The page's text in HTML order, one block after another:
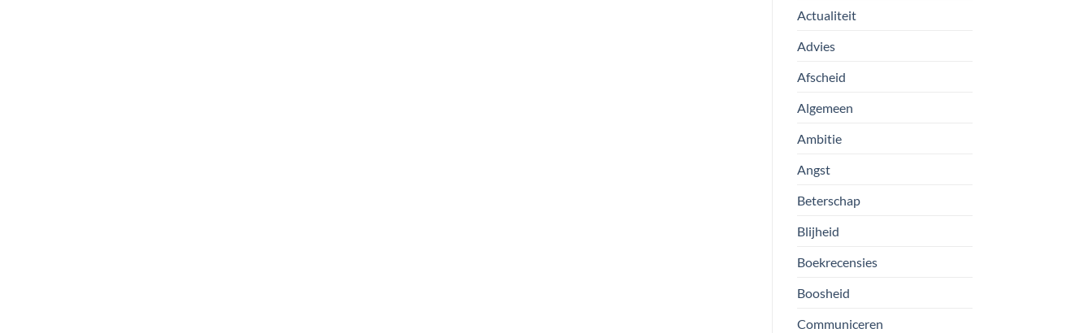
Actualiteit
Advies
Afscheid
Algemeen
Ambitie
Angst
Beterschap
Blijheid
Boekrecensies
Boosheid
Communiceren